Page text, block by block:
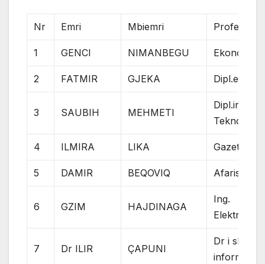
Nr Emri Mbiemri Profesioni
1 GENCI NIMANBEGU Ekonomist
2 FATMIR GJEKA Dipl.ecc
3 SAUBIH MEHMETI
Dipl.ing.
4 ILMIRA LIKA Gazetar
5 DAMIR BEQOVIQ Afarist
6 GZIM HAJDINAGA
Ing.
7 Dr ILIR ÇAPUNI
Dr i
informatike